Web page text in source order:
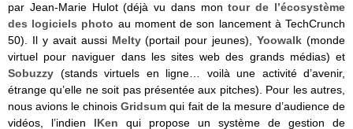
par Jean-Marie Hulot (déjà vu dans montour de l’écosystème
des logiciels photo au moment de son lancement à TechCrunch
50). Il y avait aussi Melty(portail pour jeunes),Yoowalk (monde
virtuel pour naviguer dans les sites web des grands médias) et
Sobuzzy (stands virtuels en ligne… voilà une activité d’avenir,
étrange qu’elle ne soit pas présentée aux pitches). Pour les autres,
nous avions le chinoisGridsum qui fait de la mesure d’audience de
vidéos, l’indien IKen qui propose un système de gestion de